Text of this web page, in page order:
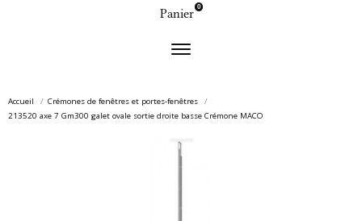
Panier 0
Accueil
Crémones de fenêtres et portes-fenêtres
213520 axe 7 Gm300 galet ovale sortie droite basse Crémone MACO